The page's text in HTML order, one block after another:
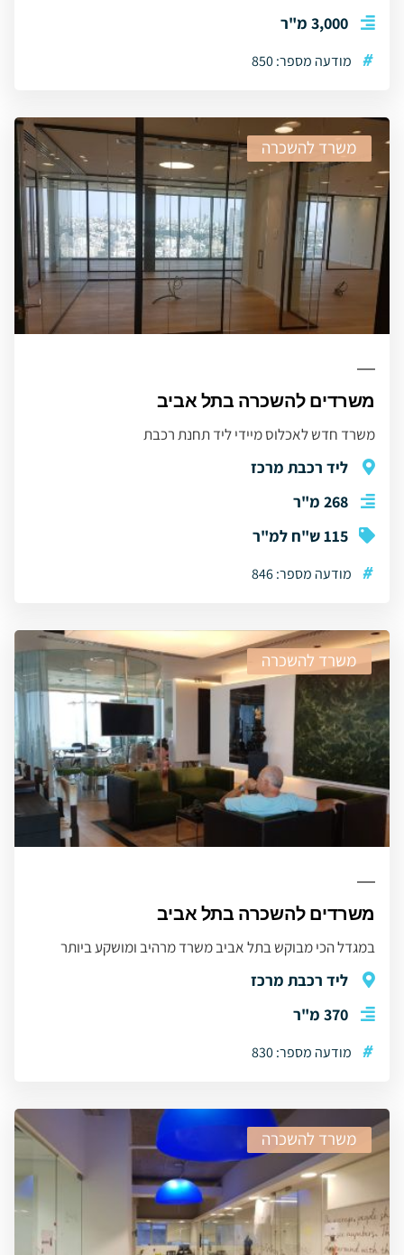
3,000 מ"ר
# מודעה מספר: 850
משרד להשכרה
משרדים להשכרה בתל אביב
משרד חדש לאכלוס מיידי ליד תחנת רכבת
ליד רכבת מרכז
268 מ"ר
115 ש"ח למ"ר
# מודעה מספר: 846
משרד להשכרה
משרדים להשכרה בתל אביב
במגדל הכי מבוקש בתל אביב משרד מרהיב ומושקע ביותר
ליד רכבת מרכז
370 מ"ר
# מודעה מספר: 830
משרד להשכרה